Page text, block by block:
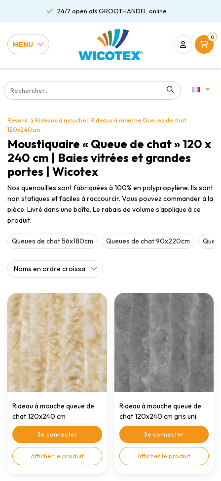
Gratis verzending al vanaf €75,00
MENU
0
Revenir à Rideaux à mouche | Rideaux à mouche Queues de chat
120x240cm
Moustiquaire « Queue de chat » 120 x
240 cm | Baies vitrées et grandes
portes | Wicotex
Nos quenouilles sont fabriquées à 100% en polypropylène. Ils sont
non statiques et faciles à raccourcir. Vous pouvez commander à la
pièce. Livré dans une boîte. Le rabais de volume s'applique à ce
produit.
Queues de chat 56x180cm Queues de chat 90x220cm
Rideau à mouche queue de
chat 120x240 cm
beige/blanc mélangé
Se connecter
Afficher le produit
Rideau à mouche queue de
chat 120x240 cm gris uni
Se connecter
Afficher le produit